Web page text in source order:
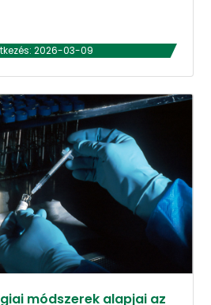
2026-03-09
módszerek alapjai az